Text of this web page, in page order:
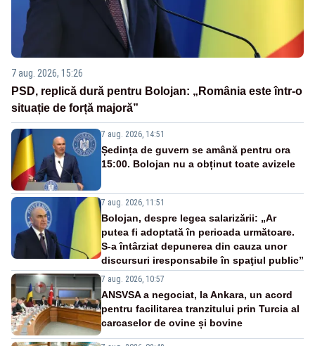
7 aug. 2026, 15:26
PSD, replică dură pentru Bolojan: „România este într-o
situație de forță majoră”
7 aug. 2026, 14:51
Ședința de guvern se amână pentru ora
15:00. Bolojan nu a obținut toate avizele
7 aug. 2026, 11:51
Bolojan, despre legea salarizării: „Ar
putea fi adoptată în perioada următoare.
S-a întârziat depunerea din cauza unor
discursuri iresponsabile în spaţiul public”
7 aug. 2026, 10:57
ANSVSA a negociat, la Ankara, un acord
pentru facilitarea tranzitului prin Turcia al
carcaselor de ovine și bovine